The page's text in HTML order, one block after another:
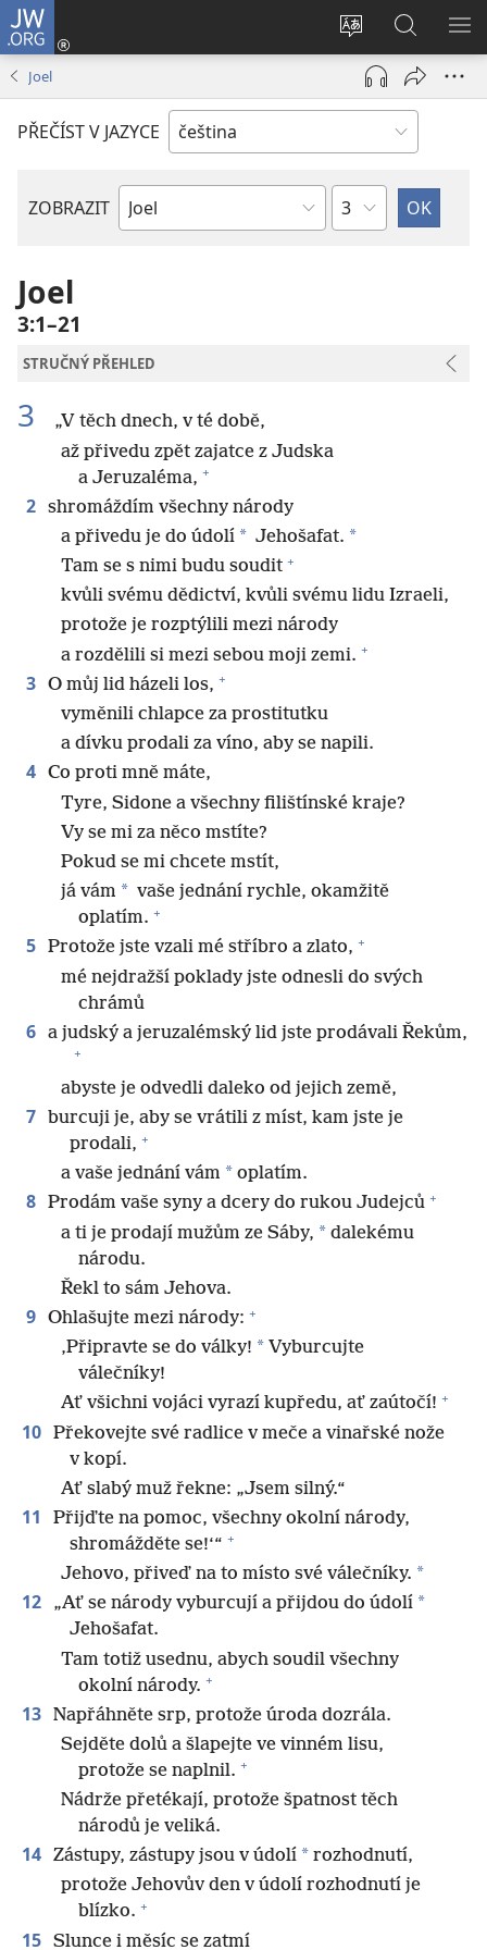
JW.ORG
Změnit
jazyk
stránek
Přihlásit
se
(otevřeno
okno)
Hledat
na
JW.ORG
Joel
PŘEČÍST V JAZYCE
ZOBRAZIT
Biblická
Kapitola
Joel
3:1–21
STRUČNÝ PŘEHLED
3
„V těch dnech, v té době,
až přivedu zpět zajatce z Judska
a Jeruzaléma, +
2 shromáždím všechny národy
a přivedu je do údolí * Jehošafat. *
Tam se s nimi budu soudit +
kvůli svému dědictví, kvůli svému lidu Izraeli,
protože je rozptýlili mezi národy
a rozdělili si mezi sebou moji zemi. +
3 O můj lid házeli los, +
vyměnili chlapce za prostitutku
a dívku prodali za víno, aby se napili.
4 Co proti mně máte,
Tyre, Sidone a všechny filištínské kraje?
Vy se mi za něco mstíte?
Pokud se mi chcete mstít,
já vám * vaše jednání rychle, okamžitě
oplatím. +
5 Protože jste vzali mé stříbro a zlato, +
mé nejdražší poklady jste odnesli do svých
chrámů
6 a judský a jeruzalémský lid jste prodávali Řekům,
+
abyste je odvedli daleko od jejich země,
7 burcuji je, aby se vrátili z míst, kam jste je
prodali, +
a vaše jednání vám * oplatím.
8 Prodám vaše syny a dcery do rukou Judejců +
a ti je prodají mužům ze Sáby, * dalekému
národu.
Řekl to sám Jehova.
9 Ohlašujte mezi národy: +
‚Připravte se do války! * Vyburcujte
válečníky!
Ať všichni vojáci vyrazí kupředu, ať zaútočí! +
10 Překovejte své radlice v meče a vinařské nože
v kopí.
Ať slabý muž řekne: „Jsem silný.“
11
Přijďte na pomoc, všechny okolní národy,
shromážděte se!‘“ +
Jehovo, přiveď na to místo své válečníky. *
12 „Ať se národy vyburcují a přijdou do údolí *
Jehošafat.
Tam totiž usednu, abych soudil všechny
okolní národy. +
13 Napřáhněte srp, protože úroda dozrála.
Sejděte dolů a šlapejte ve vinném lisu,
protože se naplnil. +
Nádrže přetékají, protože špatnost těch
národů je veliká.
14 Zástupy, zástupy jsou v údolí * rozhodnutí,
protože Jehovův den v údolí rozhodnutí je
blízko. +
15 Slunce i měsíc se zatmí